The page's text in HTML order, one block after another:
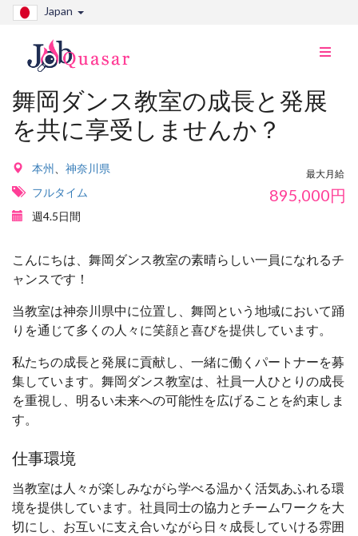
Japan
ナ
り
舞岡ダンス教室の成長と発展
を共に享受しませんか？
本州
神奈川県
フルタイム
週4.5日間
最大月給
895,000円
こんにちは、舞岡ダンス教室の素晴らしい一員になれるチ
ャンスです！
当教室は神奈川県中に位置し、舞岡という地域において踊
りを通じて多くの人々に笑顔と喜びを提供しています。
私たちの成長と発展に貢献し、一緒に働くパートナーを募
集しています。舞岡ダンス教室は、社員一人ひとりの成長
を重視し、明るい未来への可能性を広げることを約束しま
す。
仕事環境
当教室は人々が楽しみながら学べる温かく活気あふれる環
境を提供しています。社員同士の協力とチームワークを大
切にし、お互いに支え合いながら日々成長していける雰囲